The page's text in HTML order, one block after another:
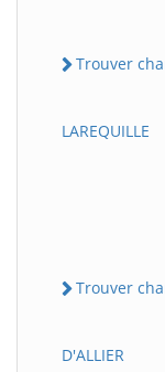
Trouver
LAREQUILLE
Trouver
D'ALLIER